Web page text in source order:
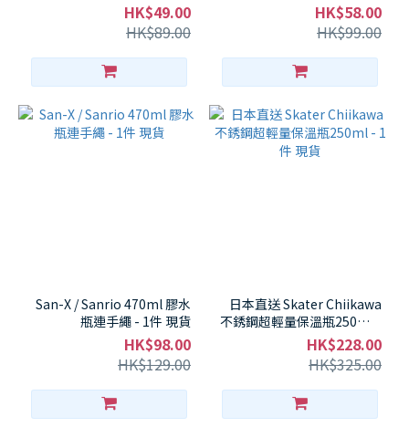
HK$49.00
HK$89.00
HK$58.00
HK$99.00
San-X / Sanrio 470ml 膠水
瓶連手繩 - 1件 現貨
HK$98.00
HK$129.00
日本直送 Skater Chiikawa
不銹鋼超輕量保溫瓶250ml -
1件 現貨
HK$228.00
HK$325.00